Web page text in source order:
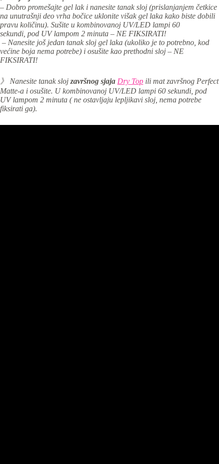
– Dobro promešajte gel lak i nanesite tanak sloj (prislanjanjem četkice
na unutrašnji deo vrha bočice uklonite višak gel laka kako biste dobili
pravu količinu). Sušite u kombinovanoj UV/LED lampi 60
sekundi, pod UV lampom 2 minuta – NE FIKSIRATI!
– Nanesite još jedan tanak sloj gel laka (ukoliko je to potrebno, kod
većine boja nema potrebe) i osušite kao prethodni sloj – NE
FIKSIRATI!
》 Nanesite tanak sloj završnog sjaja Dry Top ili mat završnog Perfect
Matte-a i osušite. Ukombinovanoj UV/LED lampi 60 sekundi, pod
UV lampom 2 minuta ( ne ostavljaju lepljikavi sloj, nema potrebe
fiksirati ga).